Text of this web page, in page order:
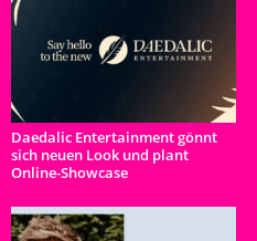
Daedalic Entertainment gönnt
sich neuen Look und plant
Online-Showcase